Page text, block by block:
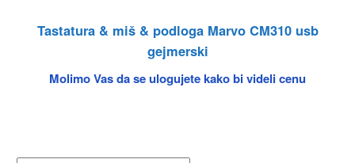
Tastatura & miš & podloga Marvo CM310 usb
gejmerski
Molimo Vas da se ulogujete kako bi videli cenu